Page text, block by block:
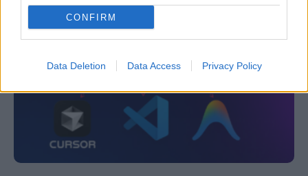
CONFIRM
Data Deletion Data Access Privacy Policy